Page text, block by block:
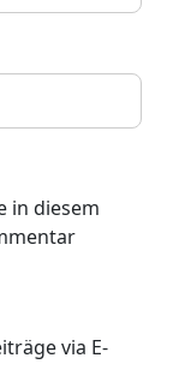
in diesem
via E-